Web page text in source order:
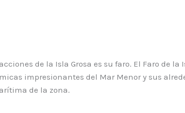
de la Isla Grosa es su faro. El Faro de
impresionantes del Mar Menor y sus
de la zona.